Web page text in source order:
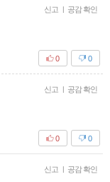
신고 | 공감 확인
0
0
신고 | 공감 확인
0
0
신고 | 공감 확인